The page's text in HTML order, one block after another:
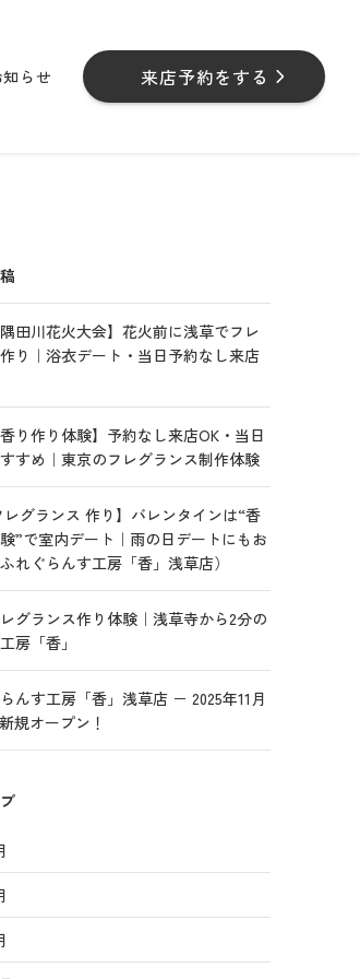
知らせ 来店予約をする
隅田川花火大会】花火前に浅草でフレ
り｜浴衣デート・当日予約なし来店
香り作り体験】予約なし来店OK・当日
すめ｜東京のフレグランス制作体験
レグランス 作り】バレンタインは“香
”で室内デート｜雨の日デートにもお
れぐらんす工房「香」浅草店）
グランス作り体験｜浅草寺から2分の
房「香」
んす工房「香」浅草店 － 2025年11月
規オープン！